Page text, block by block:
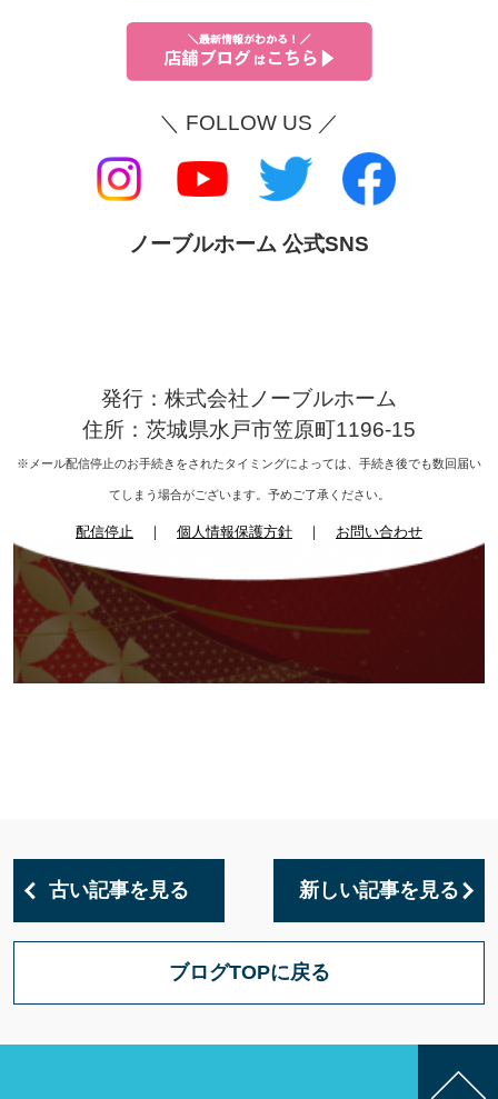
＼ FOLLOW US ／
ノーブルホーム 公式SNS
発行：株式会社ノーブルホーム
住所：茨城県水戸市笠原町1196-15
※メール配信停止のお手続きをされたタイミングによっては、手続き後でも数回届い
てしまう場合がございます。予めご了承ください。
配信停止 ｜ 個人情報保護方針 ｜ お問い合わせ
古い記事を見る 新しい記事を見る
ブログTOPに戻る